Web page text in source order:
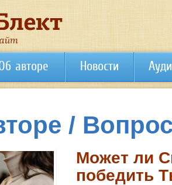
авторе Новости
/
Может ли
победить